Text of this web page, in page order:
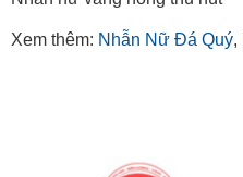
Xem thêm: Nhẫn Nữ Đá Quý,